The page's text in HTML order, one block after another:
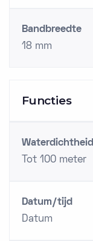
Bandbreedte
18 mm
Functies
Waterdichtheid
Tot 100 meter
Datum/tijd
Datum